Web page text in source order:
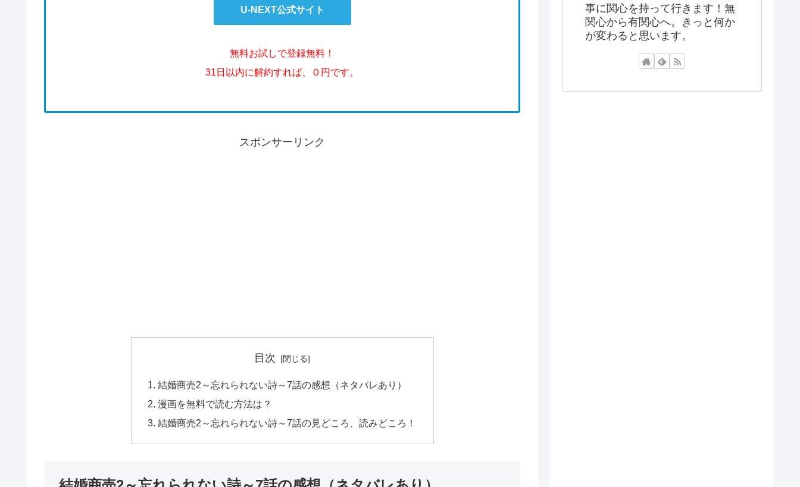
U-NEXT公式サイト
無料お試しで登録無料！
31日以内に解約すれば、０円です。
スポンサーリンク
目次
結婚商売2～忘れられない詩～7話の感想（ネタバレあり）
漫画を無料で読む方法は？
結婚商売2～忘れられない詩～7話の見どころ、読みどころ！
事に関心を持って行きます！無
関心から有関心へ。きっと何か
が変わると思います。